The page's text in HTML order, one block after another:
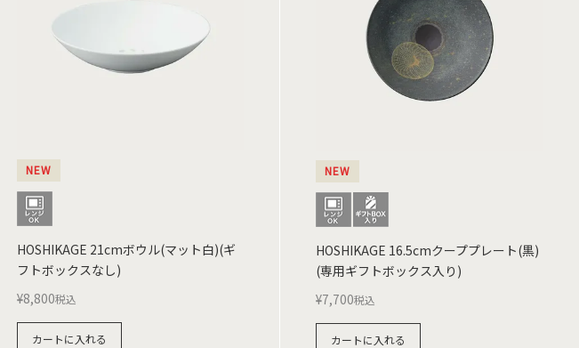
NEW
HOSHIKAGE 21cmボウル(マット白)(ギ
フトボックスなし)
¥8,800税込
カートに入れる
NEW
HOSHIKAGE 16.5cmクーププレート(黒)
(専用ギフトボックス入り)
¥7,700税込
カートに入れる